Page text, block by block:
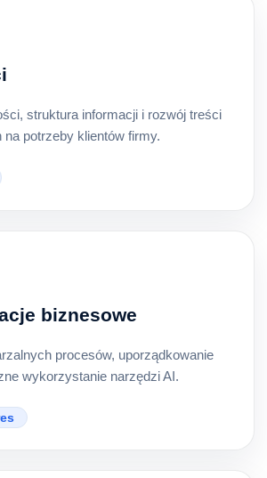
struktura informacji i rozwój treści
na potrzeby klientów firmy.
biznesowe
procesów, uporządkowanie
wykorzystanie narzędzi AI.